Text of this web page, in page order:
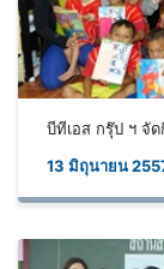
บีทีเอส กรุ๊ป ฯ จัด
13 มิถุนายน